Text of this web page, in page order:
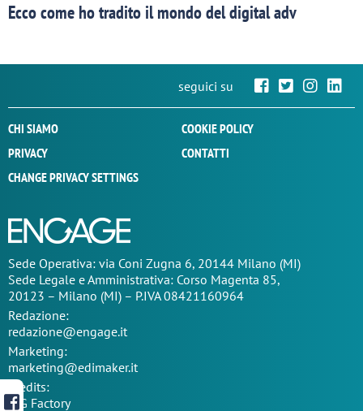
Ecco come ho tradito il mondo del digital adv
seguici su
CHI SIAMO
COOKIE POLICY
PRIVACY
CONTATTI
CHANGE PRIVACY SETTINGS
Sede Operativa: via Coni Zugna 6, 20144 Milano (MI)
Sede Legale e Amministrativa: Corso Magenta 85,
20123 – Milano (MI) – P.IVA 08421160964
Redazione:
redazione@engage.it
Marketing:
marketing@edimaker.it
Credits:
TIG Factory